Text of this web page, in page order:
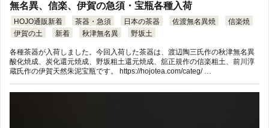
無名異、信楽、伊賀の急須・宝瓶各種入荷
HOJO通販新着 茶器・急須 日本の茶器 佐渡無名異焼
信楽焼
伊賀の土
新着 秋津無名異 野坂土
各種茶器が入荷しました。今回入荷した茶器は、渡辺陶三氏作の秋津無名異
酸化焼成、炭化還元焼成、野坂粗土還元焼成、舘正規作の信楽粗土、前川淳
蔵氏作の伊賀天然朱泥宝瓶です。 https://hojotea.com/categ/ …